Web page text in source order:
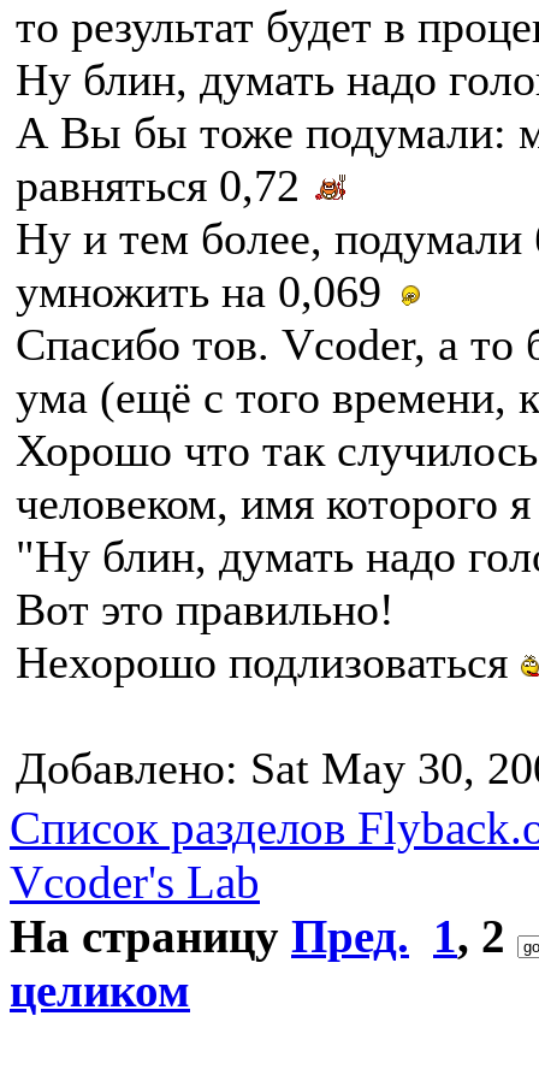
то результат будет в
Ну блин, думать надо
А Вы бы тоже подумали:
равняться 0,72
Ну и тем более,
умножить на 0,069
Спасибо тов. Vcoder, а
ума (ещё с того времени,
Хорошо что так
человеком, имя которого
"Ну блин, думать надо
Вот это правильно!
Нехорошо подлизоваться
Добавлено: Sat May 30,
Список разделов
Vcoder's Lab
На страницу Пред. 1, 2
целиком